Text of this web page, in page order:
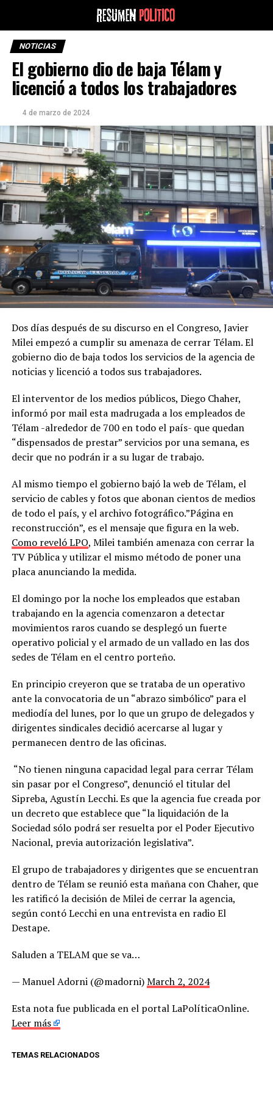
NOTICIAS
El gobierno dio de baja Télam y
licenció a todos los trabajadores
4 de marzo de 2024
Dos días después de su discurso en el Congreso, Javier
Milei empezó a cumplir su amenaza de cerrar Télam. El
gobierno dio de baja todos los servicios de la agencia de
noticias y licenció a todos sus trabajadores.
El interventor de los medios públicos, Diego Chaher,
informó por mail esta madrugada a los empleados de
Télam -alrededor de 700 en todo el país- que quedan
“dispensados de prestar” servicios por una semana, es
decir que no podrán ir a su lugar de trabajo.
Al mismo tiempo el gobierno bajó la web de Télam, el
servicio de cables y fotos que abonan cientos de medios
de todo el país, y el archivo fotográfico.”Página en
reconstrucción”, es el mensaje que figura en la web.
Como reveló LPO, Milei también amenaza con cerrar la
TV Pública y utilizar el mismo método de poner una
placa anunciando la medida.
El domingo por la noche los empleados que estaban
trabajando en la agencia comenzaron a detectar
movimientos raros cuando se desplegó un fuerte
operativo policial y el armado de un vallado en las dos
sedes de Télam en el centro porteño.
En principio creyeron que se trataba de un operativo
ante la convocatoria de un “abrazo simbólico” para el
mediodía del lunes, por lo que un grupo de delegados y
dirigentes sindicales decidió acercarse al lugar y
permanecen dentro de las oficinas.
“No tienen ninguna capacidad legal para cerrar Télam
sin pasar por el Congreso”, denunció el titular del
Sipreba, Agustín Lecchi. Es que la agencia fue creada por
un decreto que establece que “la liquidación de la
Sociedad sólo podrá ser resuelta por el Poder Ejecutivo
Nacional, previa autorización legislativa”.
El grupo de trabajadores y dirigentes que se encuentran
dentro de Télam se reunió esta mañana con Chaher, que
les ratificó la decisión de Milei de cerrar la agencia,
según contó Lecchi en una entrevista en radio El
Destape.
Saluden a TELAM que se va…
— Manuel Adorni (@madorni)March 2, 2024
Esta nota fue publicada en el portal LaPolíticaOnline.
Leer más
TEMAS RELACIONADOS